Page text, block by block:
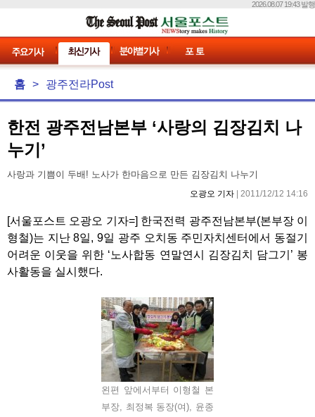
2026.08.07 19:43 발행
홈 > 광주전라Post
한전 광주전남본부 ‘사랑의 김장김치 나
누기’
사랑과 기쁨이 두배! 노사가 한마음으로 만든 김장김치 나누기
오광오 기자 | 2011/12/12 14:16
[서울포스트 오광오 기자=] 한국전력 광주전남본부(본부장 이
형철)는 지난 8일, 9일 광주 오치동 주민자치센터에서 동절기
어려운 이웃을 위한 ‘노사합동 연말연시 김장김치 담그기’ 봉
사활동을 실시했다.
왼편 앞에서부터 이형철 본
부장, 최정복 동장(여), 윤종